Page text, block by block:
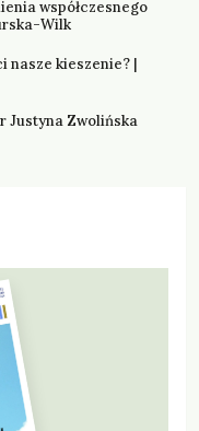
współczesnego
Wilk
nasze kieszenie? |
Justyna Zwolińska